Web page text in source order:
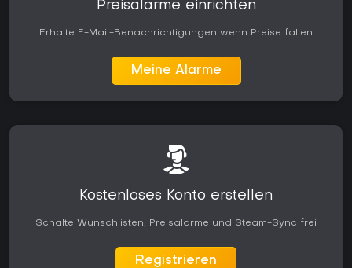
Preisalarme einrichten
Erhalte E-Mail-Benachrichtigungen wenn Preise fallen
Meine Alarme
Kostenloses Konto erstellen
Schalte Wunschlisten, Preisalarme und Steam-Sync frei
Registrieren